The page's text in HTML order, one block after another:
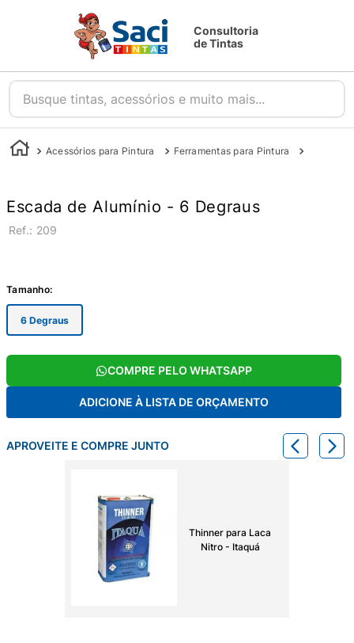
Consultoria
de Tintas
Busque tintas, acessórios e muito mais...
Acessórios para Pintura Ferramentas para Pintura
Escada de Alumínio - 6 Degraus
: 209
Tamanho:
6 Degraus
COMPRE PELO WHATSAPP
ADICIONE À LISTA DE ORÇAMENTO
APROVEITE E COMPRE JUNTO
Thinner para Laca
Nitro - Itaquá